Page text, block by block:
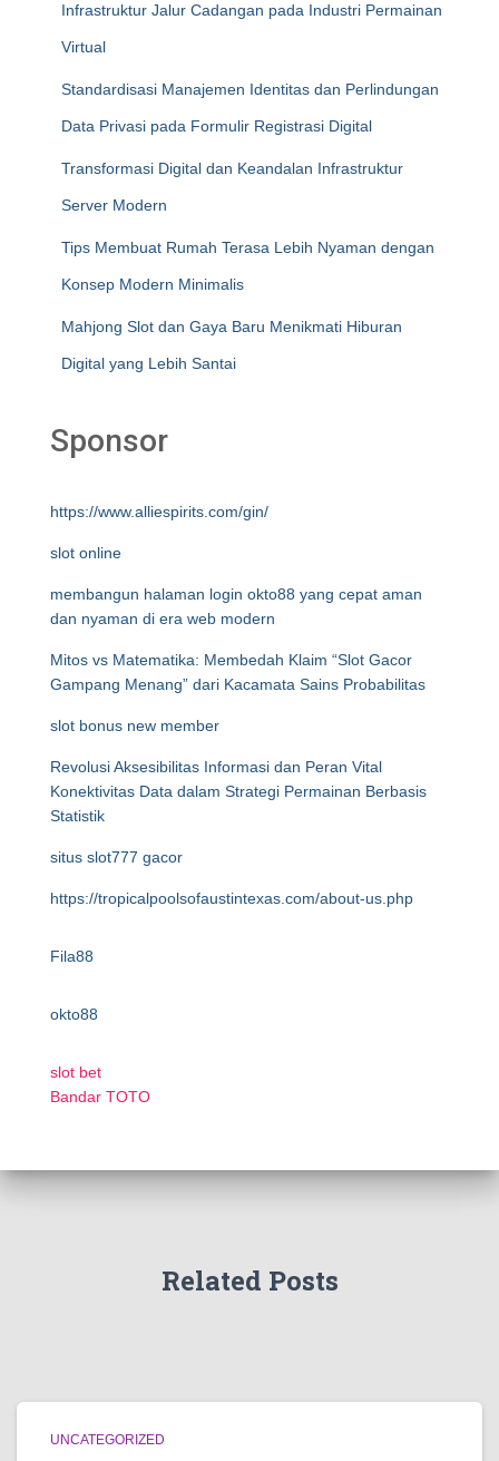
Infrastruktur Jalur Cadangan pada Industri Permainan
Virtual
Standardisasi Manajemen Identitas dan Perlindungan
Data Privasi pada Formulir Registrasi Digital
Transformasi Digital dan Keandalan Infrastruktur
Server Modern
Tips Membuat Rumah Terasa Lebih Nyaman dengan
Konsep Modern Minimalis
Mahjong Slot dan Gaya Baru Menikmati Hiburan
Digital yang Lebih Santai
Sponsor
https://www.alliespirits.com/gin/
slot online
membangun halaman login okto88 yang cepat aman
dan nyaman di era web modern
Mitos vs Matematika: Membedah Klaim “Slot Gacor
Gampang Menang” dari Kacamata Sains Probabilitas
slot bonus new member
Revolusi Aksesibilitas Informasi dan Peran Vital
Konektivitas Data dalam Strategi Permainan Berbasis
Statistik
situs slot777 gacor
https://tropicalpoolsofaustintexas.com/about-us.php
Fila88
okto88
slot bet
Bandar TOTO
Related Posts
UNCATEGORIZED